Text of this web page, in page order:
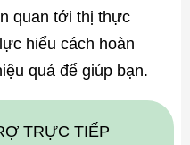
quan tới thị thực
hiểu cách hoàn
quả để giúp bạn.
TRỰC TIẾP